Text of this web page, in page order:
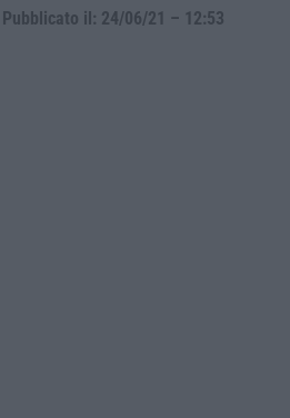
Pubblicato il: 24/06/21 – 12:53